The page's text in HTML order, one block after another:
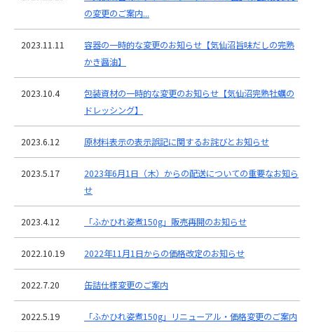
の変更のご案内...
2023.11.11
容器の一時的な変更のお知らせ【気仙沼旨味だしの完熟
かき醤油】
2023.10.4
包装資材の一時的な変更のお知らせ【気仙沼完熟牡蠣の
ドレッシング】
2023.6.12 原材料表示の表示誤記に関するお詫びとお知らせ
2023.5.17
2023年6月1日（木）からの配送についての重要なお知ら
せ
2023.4.12 「ふかひれ姿煮150g」販売再開のお知らせ
2022.10.19 2022年11月1日からの価格改定のお知らせ
2022.7.20 缶詰仕様変更のご案内
2022.5.19 「ふかひれ姿煮150g」リニューアル・価格変更のご案内